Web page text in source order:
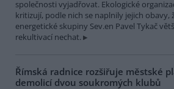
společnosti vyjadřovat. Ekologické
kritizují, podle nich se naplnily jejich obavy,
energetické skupiny Sev.en Pavel Tykač
rekultivací nechat.
Římská radnice rozšiřuje městské
demolicí dvou soukromých klubů